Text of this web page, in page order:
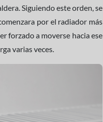
Siguiendo este orden, se
por el radiador más
forzado a moverse hacia ese
varias veces.